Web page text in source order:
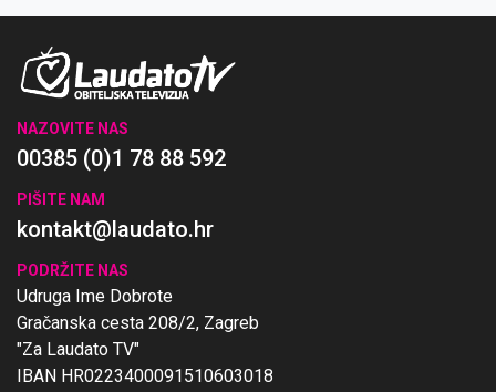
NAZOVITE NAS
00385 (0)1 78 88 592
PIŠITE NAM
kontakt@laudato.hr
PODRŽITE NAS
Udruga Ime Dobrote
Gračanska cesta 208/2, Zagreb
"Za Laudato TV"
IBAN HR0223400091510603018